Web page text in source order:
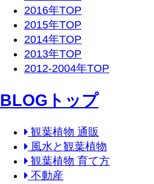
2016年TOP
2015年TOP
2014年TOP
2013年TOP
2012-2004年TOP
BLOGトップ
観葉植物 通販
風水と観葉植物
観葉植物 育て方
不動産